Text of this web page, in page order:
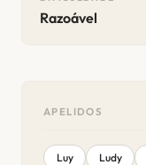
Razoável
APELIDOS
Luy Ludy